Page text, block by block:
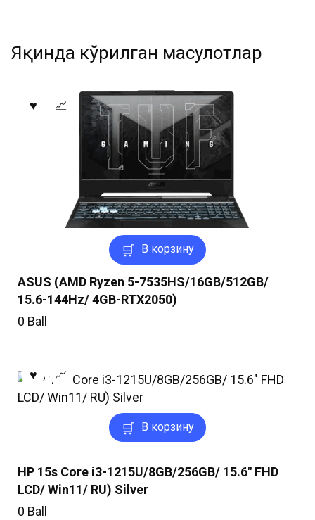
Яқинда кўрилган маҳсулотлар
В корзину
ASUS (AMD Ryzen 5-7535HS/16GB/512GB/
15.6-144Hz/ 4GB-RTX2050)
0 Ball
В корзину
HP 15s Core i3-1215U/8GB/256GB/ 15.6″ FHD
LCD/ Win11/ RU) Silver
0 Ball